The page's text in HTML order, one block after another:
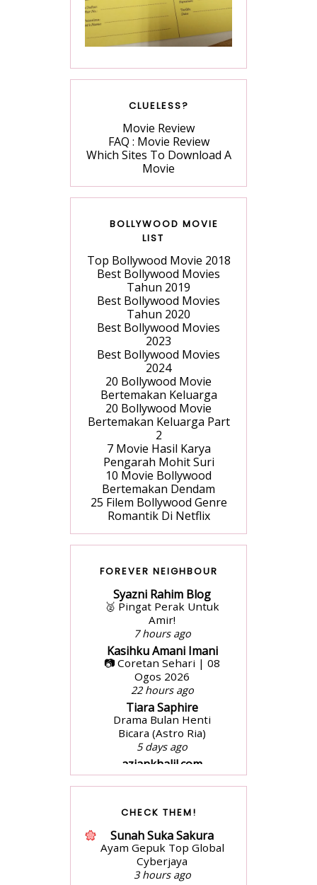
CLUELESS?
Movie Review
FAQ : Movie Review
Which Sites To Download A
Movie
BOLLYWOOD MOVIE
LIST
Top Bollywood Movie 2018
Best Bollywood Movies
Tahun 2019
Best Bollywood Movies
Tahun 2020
Best Bollywood Movies
2023
Best Bollywood Movies
2024
20 Bollywood Movie
Bertemakan Keluarga
20 Bollywood Movie
Bertemakan Keluarga Part
2
7 Movie Hasil Karya
Pengarah Mohit Suri
10 Movie Bollywood
Bertemakan Dendam
25 Filem Bollywood Genre
Romantik Di Netflix
FOREVER NEIGHBOUR
Syazni Rahim Blog
🥈 Pingat Perak Untuk
Amir!
7 hours ago
Kasihku Amani Imani
📷 Coretan Sehari | 08
Ogos 2026
22 hours ago
Tiara Saphire
Drama Bulan Henti
Bicara (Astro Ria)
5 days ago
aziankhalil.com
Mesyuarat Badan
Kebajikan Sekolah
Penyampaian Hadiah
1 week ago
surayooo
Seikhlas Kasih Ahmad
Nanas by Izzraff
CHECK THEM!
Sunah Suka Sakura
Ayam Gepuk Top Global
Cyberjaya
3 hours ago